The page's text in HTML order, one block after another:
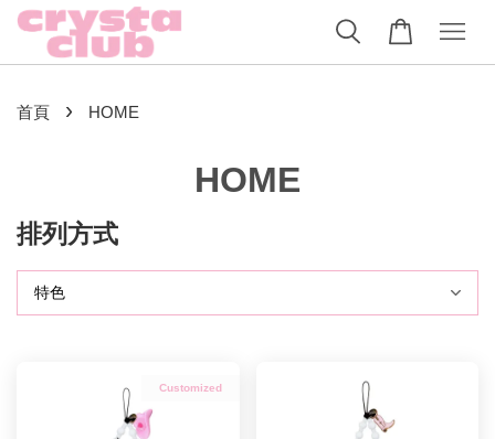
首頁 › HOME
HOME
排列方式
Customized